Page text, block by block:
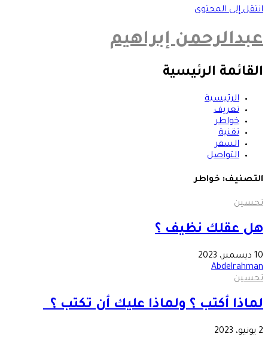
انتقل إلى المحتوى
عبدالرحمن إبراهيم
القائمة الرئيسية
الرئيسية
تعريف
خواطر
تقنية
السفر
التواصل
التصنيف: خواطر
تحسين
هل عقلك نظيف ؟
10 ديسمبر، 2023
Abdelrahman
تحسين
لماذا أكتب ؟ ولماذا عليك أن تكتب ؟
2 يونيو، 2023